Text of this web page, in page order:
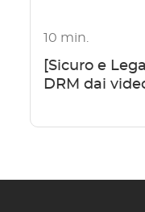
10 min.
[Sicuro e
DRM dai